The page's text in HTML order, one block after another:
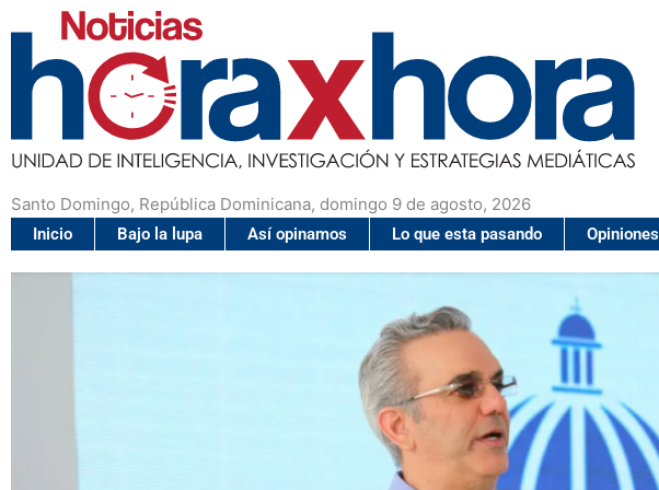
Santo Domingo, República Dominicana, domingo 9 de agosto, 2026
Inicio Bajo la lupa Así opinamos Lo que esta pasando Opiniones